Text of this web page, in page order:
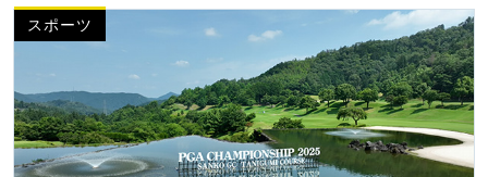
スポーツ